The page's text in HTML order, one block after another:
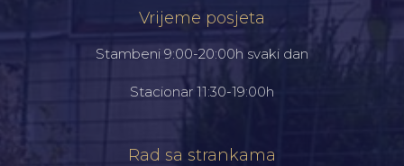
Vrijeme posjeta
Stambeni 9:00-20:00h svaki dan
Stacionar 11:30-19:00h
Rad sa strankama